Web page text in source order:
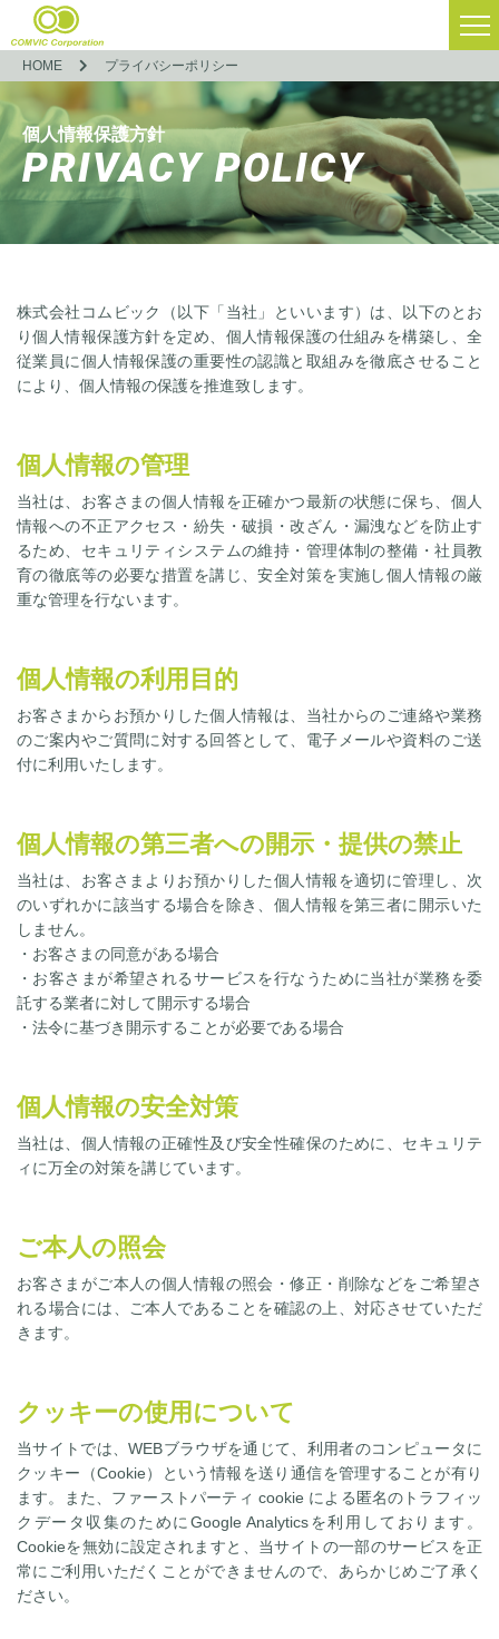
HOME プライバシーポリシー
個人情報保護方針
PRIVACY POLICY
株式会社コムビック（以下「当社」といいます）は、以下のとお
り個人情報保護方針を定め、個人情報保護の仕組みを構築し、全
従業員に個人情報保護の重要性の認識と取組みを徹底させること
により、個人情報の保護を推進致します。
個人情報の管理
当社は、お客さまの個人情報を正確かつ最新の状態に保ち、個人
情報への不正アクセス・紛失・破損・改ざん・漏洩などを防止す
るため、セキュリティシステムの維持・管理体制の整備・社員教
育の徹底等の必要な措置を講じ、安全対策を実施し個人情報の厳
重な管理を行ないます。
個人情報の利用目的
お客さまからお預かりした個人情報は、当社からのご連絡や業務
のご案内やご質問に対する回答として、電子メールや資料のご送
付に利用いたします。
個人情報の第三者への開示・提供の禁止
当社は、お客さまよりお預かりした個人情報を適切に管理し、次
のいずれかに該当する場合を除き、個人情報を第三者に開示いた
しません。
・お客さまの同意がある場合
・お客さまが希望されるサービスを行なうために当社が業務を委
託する業者に対して開示する場合
・法令に基づき開示することが必要である場合
個人情報の安全対策
当社は、個人情報の正確性及び安全性確保のために、セキュリテ
ィに万全の対策を講じています。
ご本人の照会
お客さまがご本人の個人情報の照会・修正・削除などをご希望さ
れる場合には、ご本人であることを確認の上、対応させていただ
きます。
クッキーの使用について
当サイトでは、WEBブラウザを通じて、利用者のコンピュータに
クッキー（Cookie）という情報を送り通信を管理することが有り
ます。また、ファーストパーティ cookie による匿名のトラフィッ
クデータ収集のためにGoogle Analyticsを利用しております。
Cookieを無効に設定されますと、当サイトの一部のサービスを正
常にご利用いただくことができませんので、あらかじめご了承く
ださい。